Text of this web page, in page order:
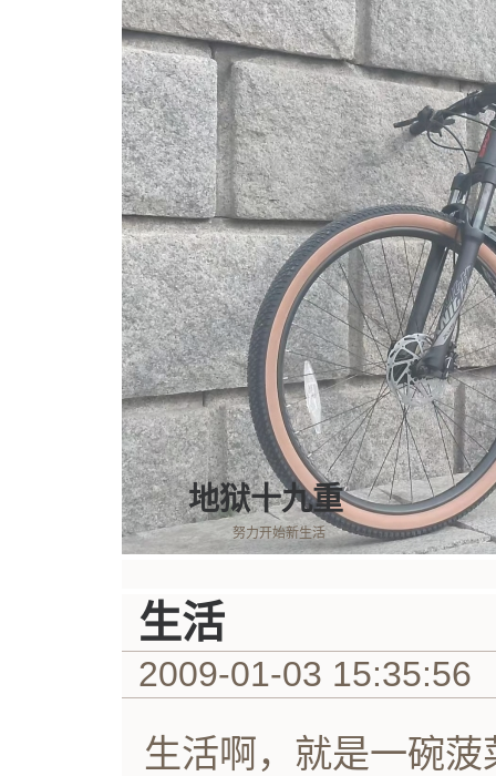
地狱十九重
努力开始新生活
生活
2009-01-03 15:35:56
生活啊，就是一碗菠